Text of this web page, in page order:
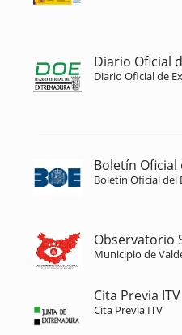
Diario Oficial
Diario Oficial de
Boletín Oficial
Boletín Oficial del
Observatorio
Municipio de
Cita Previa ITV
Cita Previa ITV